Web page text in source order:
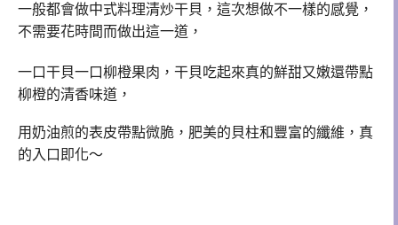
一般都會做中式料理清炒干貝，這次想做不一樣的感覺，
不需要花時間而做出這一道，
一口干貝一口柳橙果肉， 干貝 吃起來真的鮮甜又嫩還帶點
柳橙的清香味道，
用奶油煎的表皮帶點微脆， 肥美的貝柱和豐富的纖維，真
的入口即化～